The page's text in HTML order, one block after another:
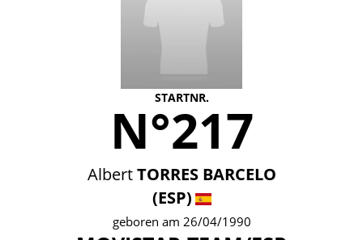
STARTNR.
N°217
Albert TORRES BARCELO
(ESP)
geboren am 26/04/1990